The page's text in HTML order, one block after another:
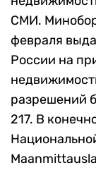
СМИ.
февраля
России на
разрешений
217. В